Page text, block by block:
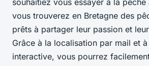
souhaitiez vous essayer à la pêche
vous trouverez en Bretagne des
prêts à partager leur passion et
Grâce à la localisation par mail et
interactive, vous pourrez